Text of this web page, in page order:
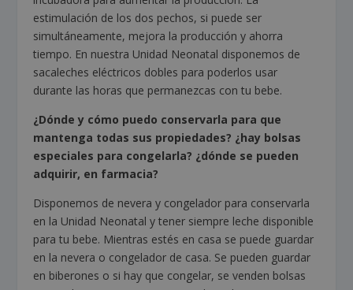
estimulación de los dos pechos, si puede ser
simultáneamente, mejora la producción y ahorra
tiempo. En nuestra Unidad Neonatal disponemos de
sacaleches eléctricos dobles para poderlos usar
durante las horas que permanezcas con tu bebe.
¿Dónde y cómo puedo conservarla para que
mantenga todas sus propiedades? ¿hay bolsas
especiales para congelarla? ¿dónde se pueden
adquirir, en farmacia?
Disponemos de nevera y congelador para conservarla
en la Unidad Neonatal y tener siempre leche disponible
para tu bebe. Mientras estés en casa se puede guardar
en la nevera o congelador de casa. Se pueden guardar
en biberones o si hay que congelar, se venden bolsas